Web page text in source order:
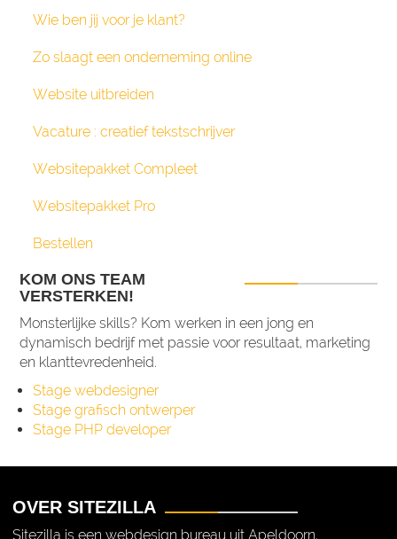
Wie ben jij voor je klant?
Zo slaagt een onderneming online
Website uitbreiden
Vacature : creatief tekstschrijver
Websitepakket Compleet
Websitepakket Pro
Bestellen
KOM ONS TEAM
VERSTERKEN!
Monsterlijke skills? Kom werken in een jong en
dynamisch bedrijf met passie voor resultaat, marketing
en klanttevredenheid.
Stage webdesigner
Stage grafisch ontwerper
Stage PHP developer
OVER SITEZILLA
Sitezilla is een webdesign bureau uit Apeldoorn,